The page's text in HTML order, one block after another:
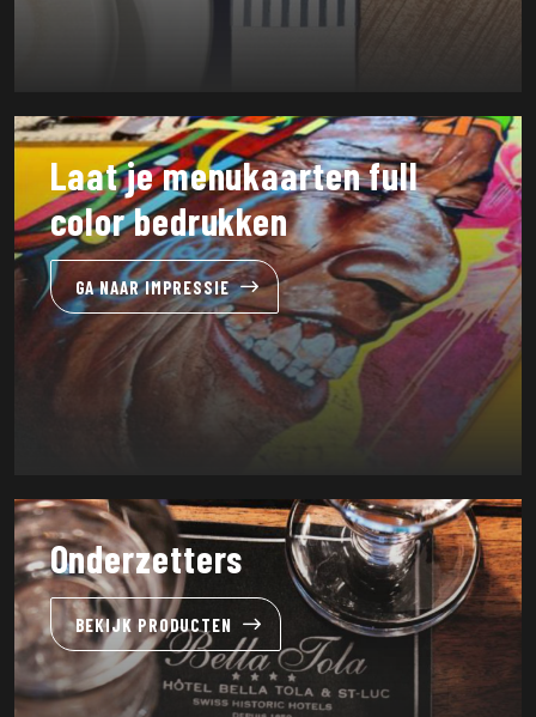
Laat je menukaarten full
color bedrukken
GA NAAR IMPRESSIE
Onderzetters
BEKIJK PRODUCTEN